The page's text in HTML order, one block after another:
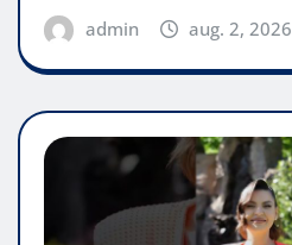
admin aug. 2, 2026